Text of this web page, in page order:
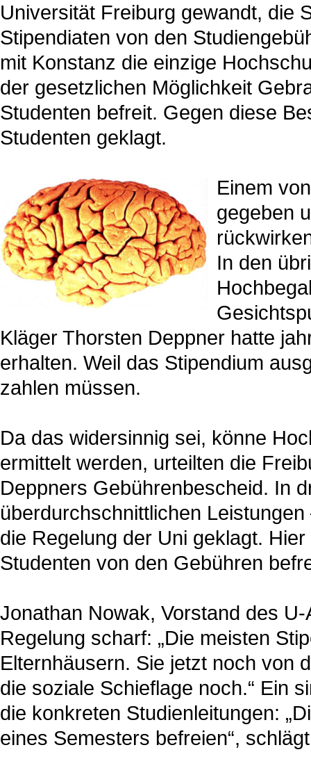
Universität Freiburg gewandt, die
Stipendiaten von den
mit Konstanz die einzige
der gesetzlichen Möglichkeit
Studenten befreit. Gegen diese
Studenten geklagt.
Einem
gegeben
In den
Kläger Thorsten Deppner hatte
erhalten. Weil das Stipendium
zahlen müssen.
Da das widersinnig sei, könne
ermittelt werden, urteilten die
Deppners Gebührenbescheid. In
überdurchschnittlichen
die Regelung der Uni geklagt.
Studenten von den Gebühren
Jonathan Nowak, Vorstand des
Regelung scharf: „Die meisten
Elternhäusern. Sie jetzt noch von
die soziale Schieflage noch.“ Ein
die konkreten Studienleitungen:
eines Semesters befreien“,